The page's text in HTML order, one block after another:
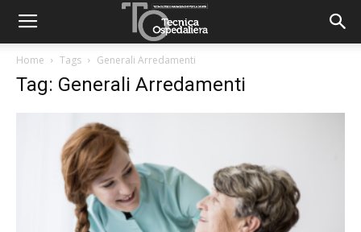
Home Tags Generali Arredamenti
Tag: Generali Arredamenti